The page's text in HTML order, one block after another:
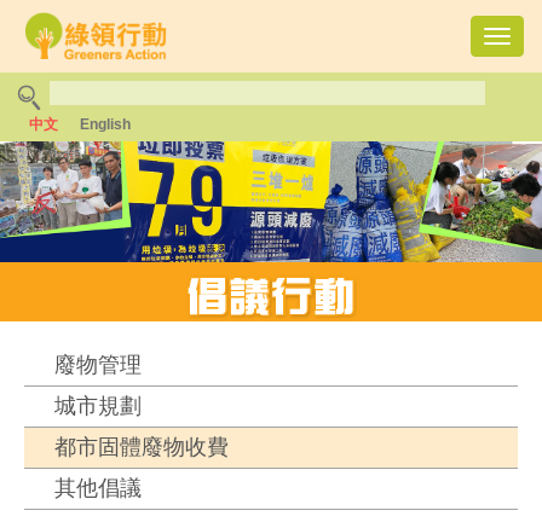
中文 English
廢物管理
城市規劃
都市固體廢物收費
其他倡議